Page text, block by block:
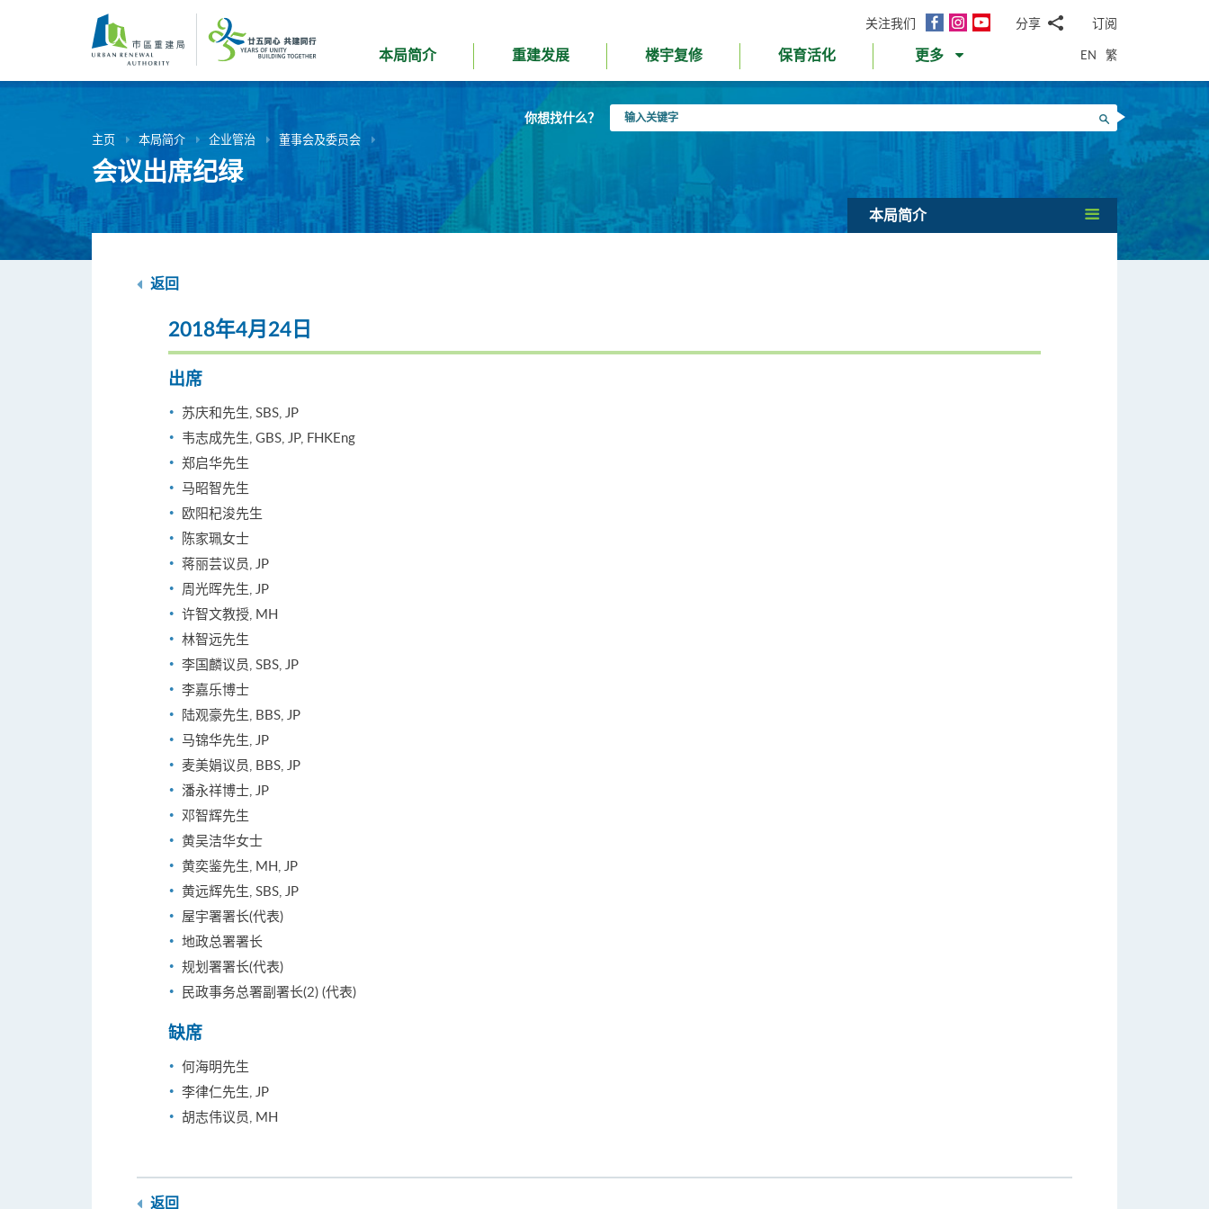
内
关注我们
面
InstagramYouTube分享
邮WhatsApp
微
信
面
书Twitter
LinkedIn
微
订阅
本局简介 重建发展 楼宇复修 保育活化 更多 EN 繁
你想找什么？
入
搜寻
主页 本局简介 企业管治 董事会及委员会
会议出席纪绿
本局简介
返回
2018年4月24日
出席
苏庆和先生, SBS, JP
韦志成先生, GBS, JP, FHKEng
郑启华先生
马昭智先生
欧阳杞浚先生
陈家珮女士
蒋丽芸议员, JP
周光晖先生, JP
许智文教授, MH
林智远先生
李国麟议员, SBS, JP
李嘉乐博士
陆观豪先生, BBS, JP
马锦华先生, JP
麦美娟议员, BBS, JP
潘永祥博士, JP
邓智辉先生
黄吴洁华女士
黄奕鉴先生, MH, JP
黄远辉先生, SBS, JP
屋宇署署长(代表)
地政总署署长
规划署署长(代表)
民政事务总署副署长(2) (代表)
缺席
何海明先生
李律仁先生, JP
胡志伟议员, MH
返回